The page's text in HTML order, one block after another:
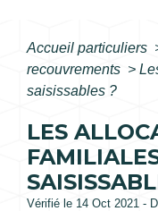
Accueil particuliers
recouvrements >
saisissables ?
LES
Vérifié le 14 Oct 2021 -